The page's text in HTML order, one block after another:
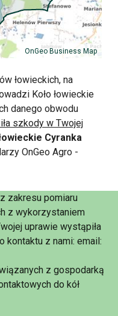
OnGeo Business Map
łowieckich, na
Koło łowieckie
danego obwodu
szkody w Twojej
Cyranka
OnGeo Agro -
zakresu pomiaru
z wykorzystaniem
uprawie wystąpiła
kontaktu z nami: email:
z gospodarką
do kół